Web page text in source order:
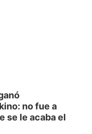
no fue a
se le acaba el